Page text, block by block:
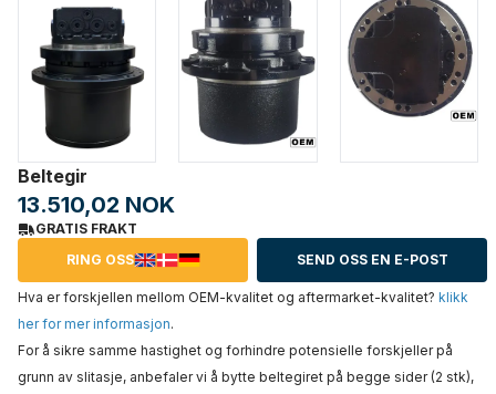
Beltegir
13.510,02 NOK
GRATIS FRAKT
RING OSS
SEND OSS EN E-POST
Hva er forskjellen mellom OEM-kvalitet og aftermarket-kvalitet? klikk
her for mer informasjon.
For å sikre samme hastighet og forhindre potensielle forskjeller på
grunn av slitasje, anbefaler vi å bytte beltegiret på begge sider (2 stk),